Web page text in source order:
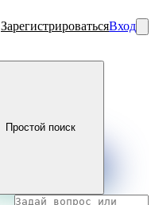
ЗарегистрироватьсяВход
Простой поиск